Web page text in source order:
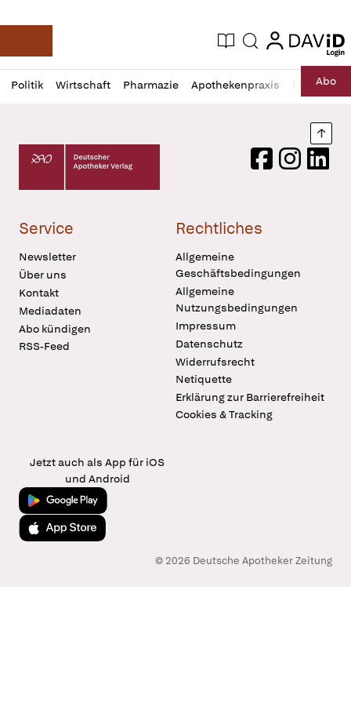
Deutsche Apotheker Zeitung
Aktuelle Ausgabe
Suche login
login
Politik Wirtschaft Pharmazie Apothekenpraxis RechtAbo
Profil
öffnen
Daz
Pur
Deutscher Apotheker Verlag Logo
FacebookInstagram
Service
Newsletter
Über uns
Kontakt
Mediadaten
Abo kündigen
RSS-Feed
Rechtliches
Allgemeine
Geschäftsbedingungen
Allgemeine
Nutzungsbedingungen
Impressum
Datenschutz
Widerrufsrecht
Netiquette
Erklärung zur Barrierefreiheit
Cookies & Tracking
Jetzt auch als App für iOS
und Android
Jetzt bei Google Play
Laden im App Store
© 2026 Deutsche Apotheker Zeitung